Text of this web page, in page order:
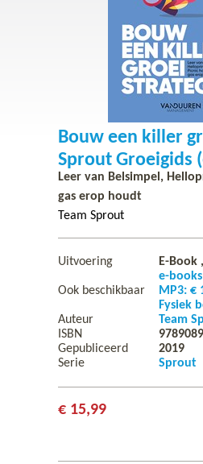
Bouw een killer
Sprout Groeigids
Leer van Belsimpel,
gas erop houdt
Team Sprout
Uitvoering E-Book ,
e-
Ook beschikbaar
MP3: €
Fysiek
Auteur
Team
ISBN
Gepubliceerd
2019
Serie
Sprout
€ 15,99